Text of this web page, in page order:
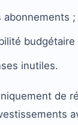
abonnements ;
budgétaire
inutiles.
de